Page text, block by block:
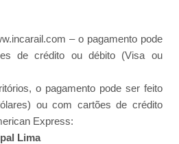
– o pagamento pode
de crédito ou débito (Visa ou
o pagamento pode ser feito
ou com cartões de crédito
Express:
Lima